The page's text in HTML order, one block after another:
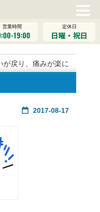
営業時間
19:00
定休日
日曜・祝日
が戻り、痛みが楽に
2017-08-17